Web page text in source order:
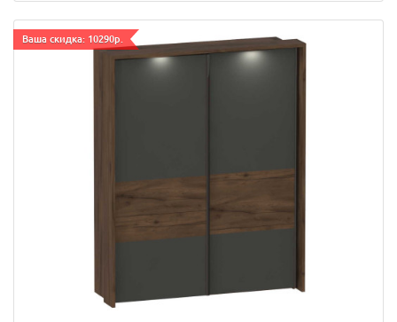
Ваша скидка: 10290р.